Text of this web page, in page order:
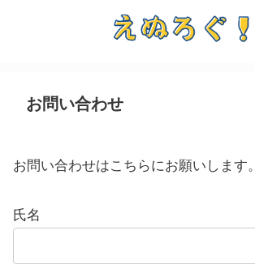
お問い合わせ
お問い合わせはこちらにお願いします。
氏名